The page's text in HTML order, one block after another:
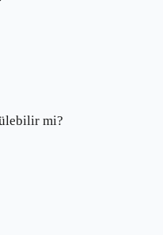
mi?